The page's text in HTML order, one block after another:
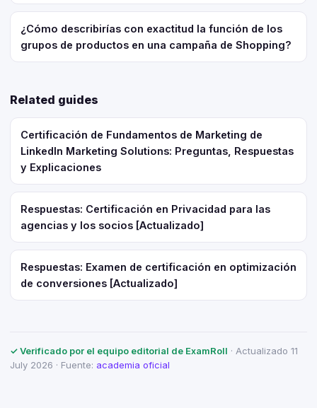
¿Cómo describirías con exactitud la función de los
grupos de productos en una campaña de Shopping?
Related guides
Certificación de Fundamentos de Marketing de
LinkedIn Marketing Solutions: Preguntas, Respuestas
y Explicaciones
Respuestas: Certificación en Privacidad para las
agencias y los socios [Actualizado]
Respuestas: Examen de certificación en optimización
de conversiones [Actualizado]
✓ Verificado por el equipo editorial de ExamRoll · Actualizado 11
July 2026 · Fuente: academia oficial